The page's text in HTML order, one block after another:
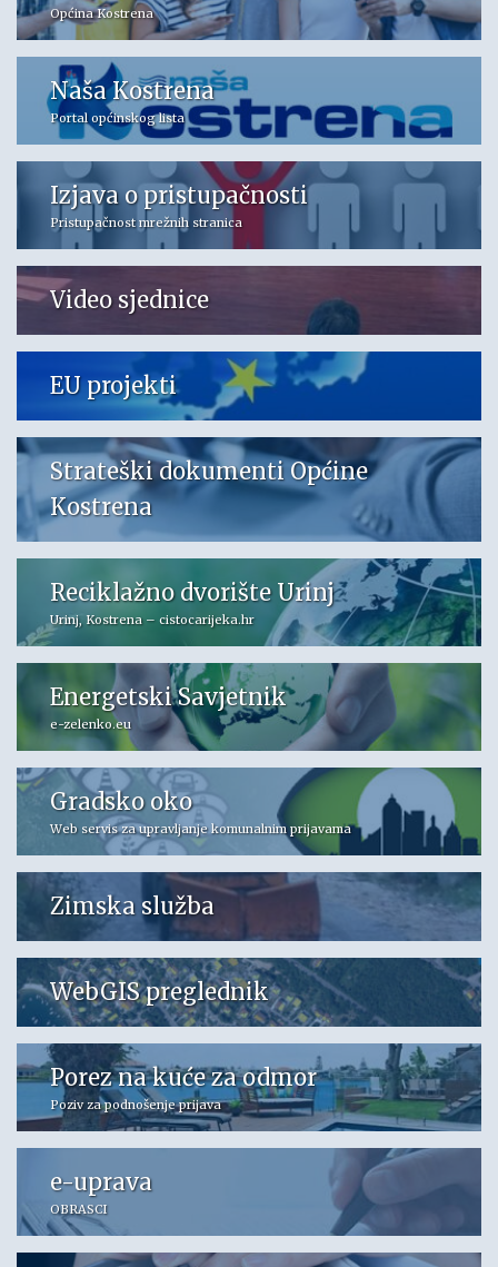
Općina Kostrena
Naša Kostrena
Portal općinskog lista
Izjava o pristupačnosti
Pristupačnost mrežnih stranica
Video sjednice
EU projekti
Strateški dokumenti Općine
Kostrena
Reciklažno dvorište Urinj
Urinj, Kostrena – cistocarijeka.hr
Energetski Savjetnik
e-zelenko.eu
Gradsko oko
Web servis za upravljanje komunalnim prijavama
Zimska služba
WebGIS preglednik
Porez na kuće za odmor
Poziv za podnošenje prijava
e-uprava
OBRASCI